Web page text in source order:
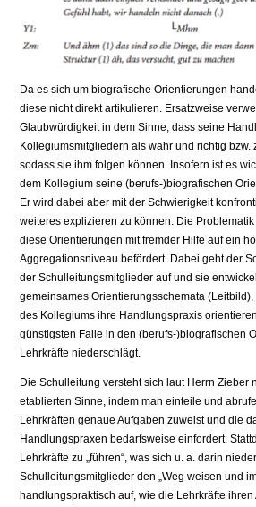
Da es sich um biografische Orientierungen
diese nicht direkt artikulieren. Ersatzweise
Glaubwürdigkeit in dem Sinne, dass seine
Kollegiumsmitgliedern als wahr und richtig bzw.
sodass sie ihm folgen können. Insofern ist es
dem Kollegium seine (berufs-)biografischen
Er wird dabei aber mit der Schwierigkeit
weiteres explizieren zu können. Die
diese Orientierungen mit fremder Hilfe auf ein
Aggregationsniveau befördert. Dabei geht der
der Schulleitungsmitglieder auf und sie
gemeinsames Orientierungsschemata
des Kollegiums ihre Handlungspraxis
günstigsten Falle in den (berufs-)biografischen
Lehrkräfte niederschlägt.
Die Schulleitung versteht sich laut Herrn Zieber
etablierten Sinne, indem man einteile und
Lehrkräften genaue Aufgaben zuweist und die
Handlungspraxen bedarfsweise einfordert.
Lehrkräfte zu „führen“, was sich u. a. darin
Schulleitungsmitglieder den „Weg weisen und
handlungspraktisch auf, wie die Lehrkräfte